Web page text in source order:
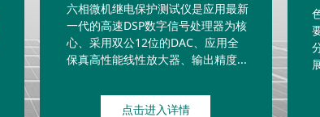
六相微机继电保护测试仪是应用最新
一代的高速DSP数字信号处理器为核
心、采用双公12位的DAC、应用全
保真高性能线性放大器、输出精度...
点击进入详情